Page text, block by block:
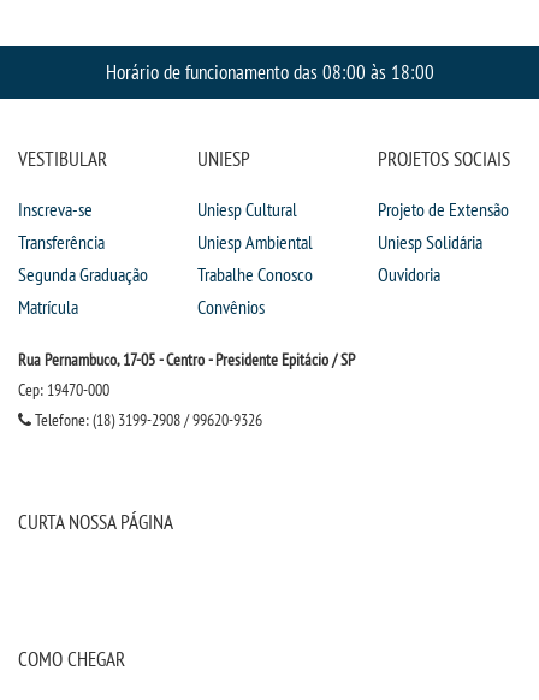
Horário de funcionamento das 08:00 às 18:00
VESTIBULAR
Inscreva-se
Transferência
Segunda Graduação
Matrícula
UNIESP
Uniesp Cultural
Uniesp Ambiental
Trabalhe Conosco
Convênios
PROJETOS SOCIAIS
Projeto de Extensão
Uniesp Solidária
Ouvidoria
Rua Pernambuco, 17-05 - Centro - Presidente Epitácio / SP
Cep: 19470-000
Telefone: (18) 3199-2908 / 99620-9326
CURTA NOSSA PÁGINA
COMO CHEGAR